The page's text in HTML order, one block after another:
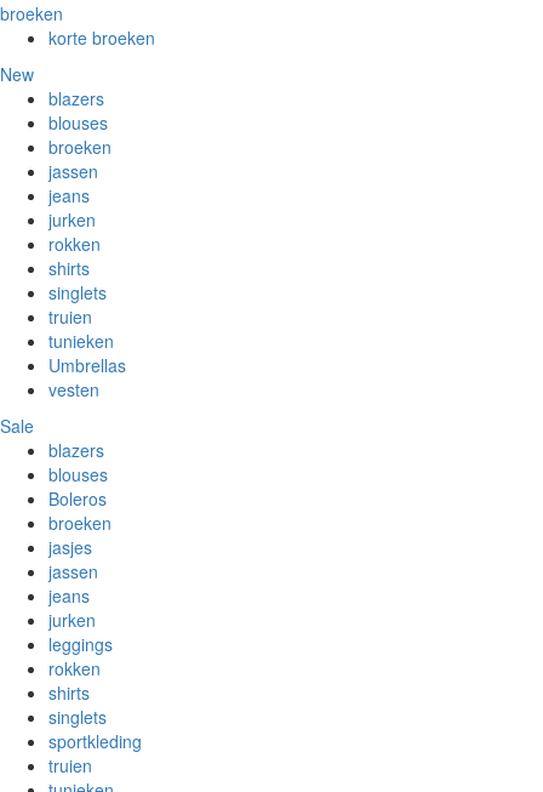
broeken
korte broeken
New
blazers
blouses
broeken
jassen
jeans
jurken
rokken
shirts
singlets
truien
tunieken
Umbrellas
vesten
Sale
blazers
blouses
Boleros
broeken
jasjes
jassen
jeans
jurken
leggings
rokken
shirts
singlets
sportkleding
truien